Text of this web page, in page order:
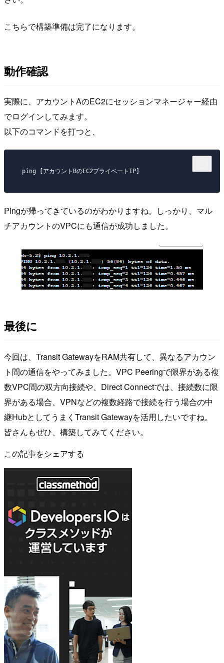
こちらで構築準備は完了になります。
動作確認
実際に、アカウントAのEC2にセッションマネージャー経由
でログインしてみます。
以下のコマンドを打つと、
Pingが帰ってきているのがわかりますね。しっかり、マル
チアカウントのVPCにも通信が成功しました。
最後に
今回は、Transit GatewayをRAM共有して、異なるアカウン
ト間の通信をやってみました。VPC Peeringで限界がある複
数VPC間の双方向接続や、Direct Connectでは、接続数に限
界がある場合、VPNなどの複数経路で接続を行う場合の中
継HubとしてうまくTransit Gatewayを活用したいですね。
皆さんもぜひ、構築してみてください。
この記事をシェアする